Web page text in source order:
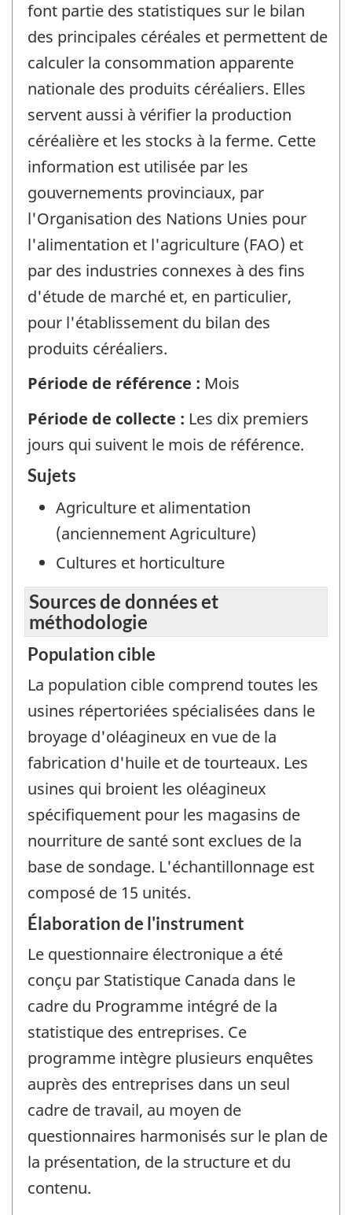
font partie des statistiques sur le bilan
des principales céréales et permettent de
calculer la consommation apparente
nationale des produits céréaliers. Elles
servent aussi à vérifier la production
céréalière et les stocks à la ferme. Cette
information est utilisée par les
gouvernements provinciaux, par
l'Organisation des Nations Unies pour
l'alimentation et l'agriculture (FAO) et
par des industries connexes à des fins
d'étude de marché et, en particulier,
pour l'établissement du bilan des
produits céréaliers.
Période de référence : Mois
Période de collecte : Les dix premiers
jours qui suivent le mois de référence.
Sujets
Agriculture et alimentation
(anciennement Agriculture)
Cultures et horticulture
Sources de données et
méthodologie
Population cible
La population cible comprend toutes les
usines répertoriées spécialisées dans le
broyage d'oléagineux en vue de la
fabrication d'huile et de tourteaux. Les
usines qui broient les oléagineux
spécifiquement pour les magasins de
nourriture de santé sont exclues de la
base de sondage. L'échantillonnage est
composé de 15 unités.
Élaboration de l'instrument
Le questionnaire électronique a été
conçu par Statistique Canada dans le
cadre du Programme intégré de la
statistique des entreprises. Ce
programme intègre plusieurs enquêtes
auprès des entreprises dans un seul
cadre de travail, au moyen de
questionnaires harmonisés sur le plan de
la présentation, de la structure et du
contenu.